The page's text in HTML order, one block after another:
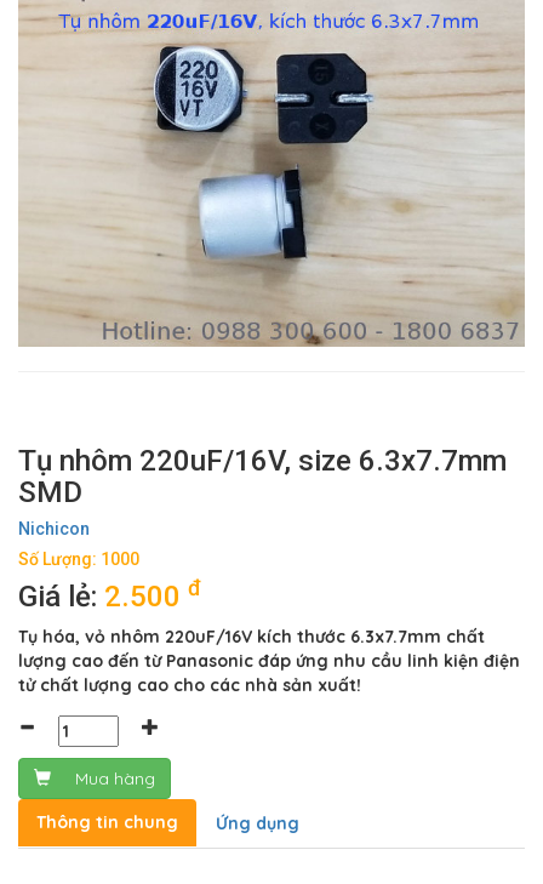
Tụ nhôm 220uF/16V, size 6.3x7.7mm
SMD
Nichicon
Số Lượng: 1000
Giá lẻ: 2.500 đ
Tụ hóa, vỏ nhôm 220uF/16V kích thước 6.3x7.7mm chất
lượng cao đến từ Panasonic đáp ứng nhu cầu linh kiện điện
tử chất lượng cao cho các nhà sản xuất!
Mua hàng
Thông tin chung
Ứng dụng